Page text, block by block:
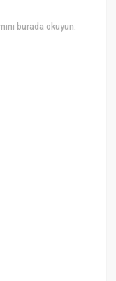
burada okuyun: